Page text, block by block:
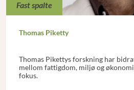
Fast spalte
Thomas Piketty
Thomas Pikettys forskning har
mellom fattigdom, miljø og
fokus.